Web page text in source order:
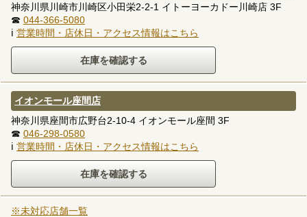
神奈川県川崎市川崎区小田栄2-2-1 イトーヨーカドー川崎店 3F
☎ 044-366-5080
ℹ 営業時間・店休日・アクセス情報はこちら
イオンモール座間店
神奈川県座間市広野台2-10-4 イオンモール座間 3F
☎ 046-298-0580
ℹ 営業時間・店休日・アクセス情報はこちら
※未対応店舗一覧